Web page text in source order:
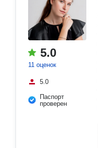
5.0
11 оценок
5.0
Паспорт
проверен